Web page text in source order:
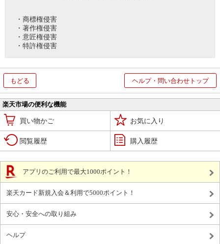
・商標権侵害
・著作権侵害
・意匠権侵害
・特許権侵害
もどる ヘルプ・問い合わせトップ
楽天市場の便利な機能
買い物かご お気に入り
閲覧履歴 購入履歴
アプリのご利用で最大1000ポイント！
楽天カード新規入会＆利用で5000ポイント！
安心・安全への取り組み
ヘルプ